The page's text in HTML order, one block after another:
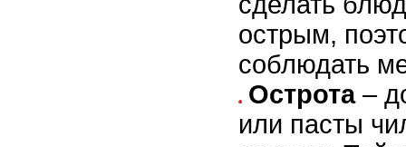
острым,
соблюдать
Острота–
или пасты